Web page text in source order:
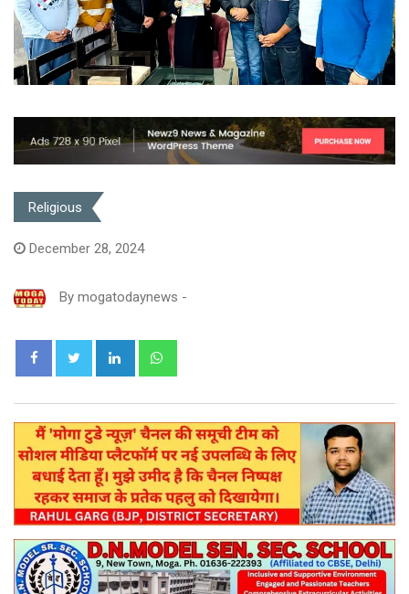
Religious
December 28, 2024
By mogatodaynews -
LinkedIn